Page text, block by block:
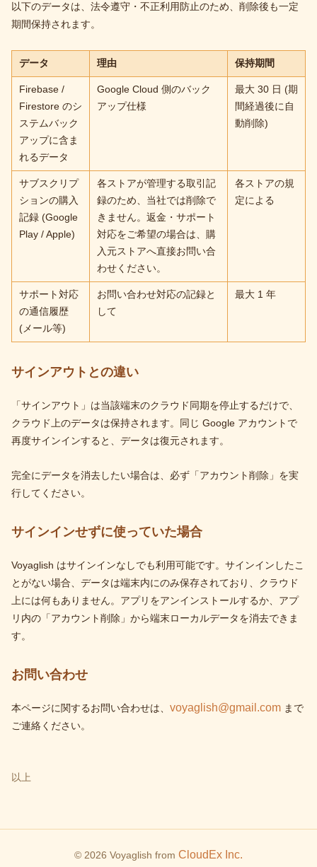
以下のデータは、法令遵守・不正利用防止のため、削除後も一定
期間保持されます。
データ 理由 保持期間
Firebase /
Firestore のシ
ステムバック
アップに含ま
れるデータ
Google Cloud 側のバック
アップ仕様
最大 30 日 (期
間経過後に自
動削除)
サブスクリプ
ションの購入
記録 (Google
Play / Apple)
各ストアが管理する取引記
録のため、当社では削除で
きません。返金・サポート
対応をご希望の場合は、購
入元ストアへ直接お問い合
わせください。
各ストアの規
定による
サポート対応
の通信履歴
(メール等)
お問い合わせ対応の記録と
して
最大 1 年
サインアウトとの違い
「サインアウト」は当該端末のクラウド同期を停止するだけで、
クラウド上のデータは保持されます。同じ Google アカウントで
再度サインインすると、データは復元されます。
完全にデータを消去したい場合は、必ず「アカウント削除」を実
行してください。
サインインせずに使っていた場合
Voyaglish はサインインなしでも利用可能です。サインインしたこ
とがない場合、データは端末内にのみ保存されており、クラウド
上には何もありません。アプリをアンインストールするか、アプ
リ内の「アカウント削除」から端末ローカルデータを消去できま
す。
お問い合わせ
本ページに関するお問い合わせは、 voyaglish@gmail.com まで
ご連絡ください。
以上
© 2026 Voyaglish from CloudEx Inc.